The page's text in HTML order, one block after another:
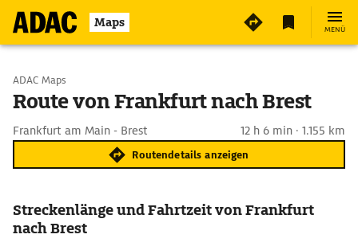
Maps MENÜ
Start wählen
ADAC Maps
Route von Frankfurt nach Brest
Frankfurt am Main - Brest 12 h 6 min · 1.155 km
Routendetails anzeigen
Streckenlänge und Fahrtzeit von Frankfurt
nach Brest